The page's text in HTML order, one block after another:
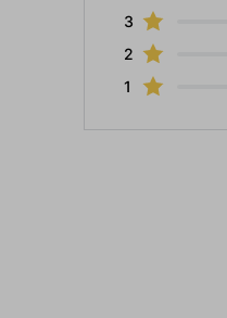
3
2
1